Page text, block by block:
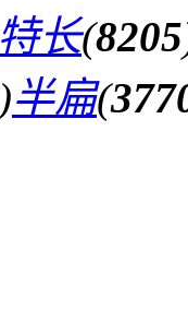
特长(8205
)半扁(